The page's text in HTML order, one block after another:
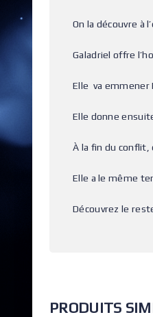
On la découvre à
Galadriel offre
Elle va emmener
Elle donne
À la fin du conflit,
Elle a le même
Découvrez le
PRODUITS